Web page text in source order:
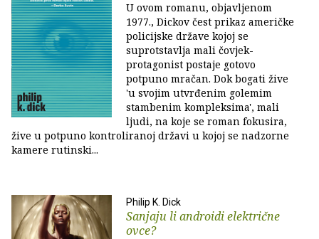
U ovom romanu, objavljenom
1977., Dickov čest prikaz američke
policijske države kojoj se
suprotstavlja mali čovjek-
protagonist postaje gotovo
potpuno mračan. Dok bogati žive
'u svojim utvrđenim golemim
stambenim kompleksima', mali
ljudi, na koje se roman fokusira,
žive u potpuno kontroliranoj državi u kojoj se nadzorne
kamere rutinski...
Philip K. Dick
Sanjaju li androidi električne
ovce?